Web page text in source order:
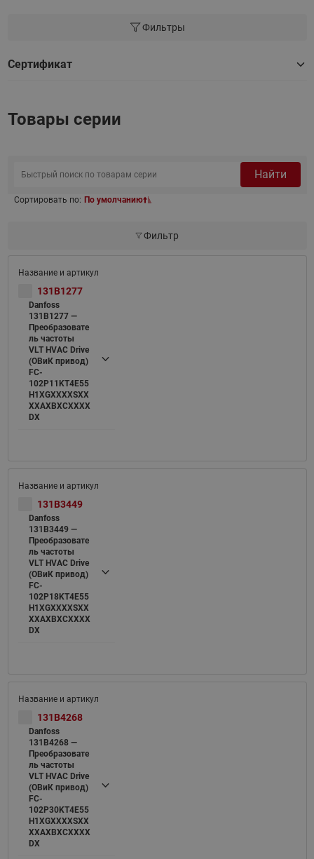
Фильтры
Сертификат
Товары серии
Найти
Сортировать по: По умолчанию
Фильтр
131B1277
Danfoss
131B1277 —
Преобразовате
ль частоты
VLT HVAC Drive
(ОВиК привод)
FC-
102P11KT4E55
H1XGXXXXSXX
XXAXBXCXXXX
DX
131B3449
Danfoss
131B3449 —
Преобразовате
ль частоты
VLT HVAC Drive
(ОВиК привод)
FC-
102P18KT4E55
H1XGXXXXSXX
XXAXBXCXXXX
DX
131B4268
Danfoss
131B4268 —
Преобразовате
ль частоты
VLT HVAC Drive
(ОВиК привод)
FC-
102P30KT4E55
H1XGXXXXSXX
XXAXBXCXXXX
DX